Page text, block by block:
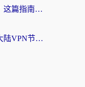
海外看国内电视直播总卡顿？这篇指南教你选对回国加速器，无缝追剧不发愁
海外党必看：如何通过优质大陆VPN节点无缝访问国内资源？